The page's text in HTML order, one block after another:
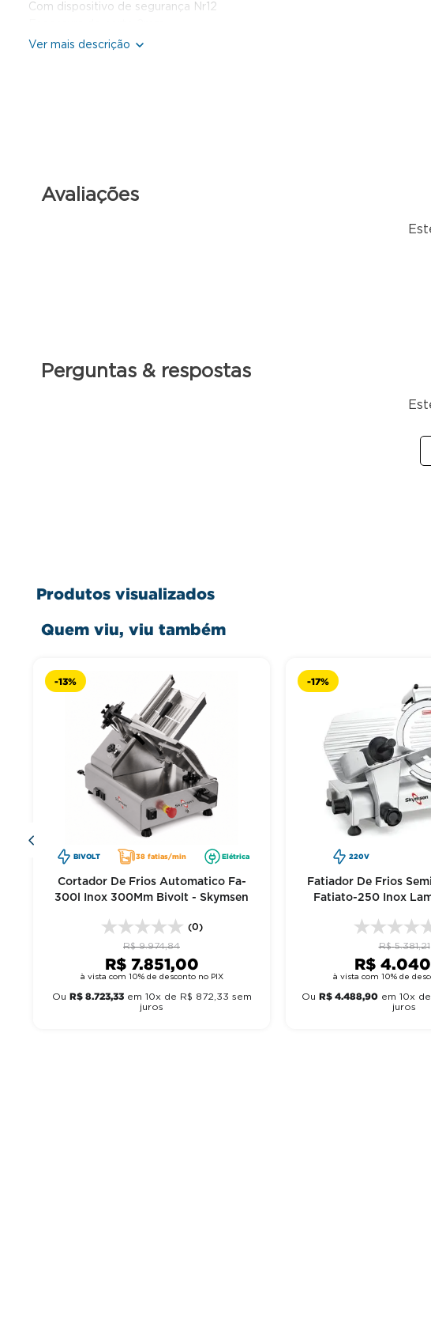
Com dispositivo de segurança Nr12
Avaliações
Perguntas & respostas
Produtos visualizados
Quem viu, viu também
-13%
BIVOLT 38 fatias/min Elétrica
Cortador De Frios Automatico Fa-
300l Inox 300Mm Bivolt - Skymsen
(0)
R$ 9.974,84
R$ 7.851,00
à vista com 10% de desconto no PIX
Ou R$ 8.723,33em 10x de R$ 872 33 sem
juros
-17%
220V
Fatiador De Frios
Fatiato-250 Inox
R$ 5.381,21
R$ 4.040
à vista com 10% de
Ou R$ 4.488,90 em 10x de
juros